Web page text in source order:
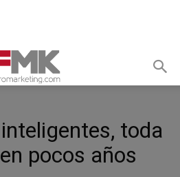
toda
pocos años